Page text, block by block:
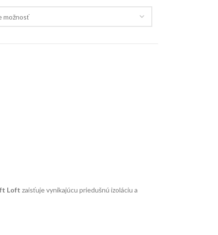
Loft zaisťuje vynikajúcu priedušnú izoláciu a